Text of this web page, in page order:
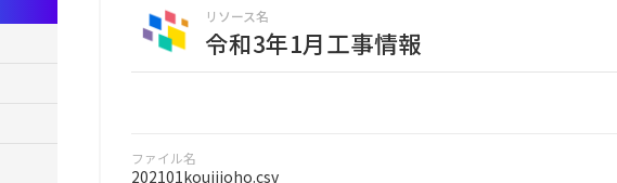
リソース名
令和3年1月工事情報
ファイル名
202101koujijoho.csv